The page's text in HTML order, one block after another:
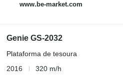
www.be-market.com
Genie GS-2032
Plataforma de tesoura
2016
320 m/h